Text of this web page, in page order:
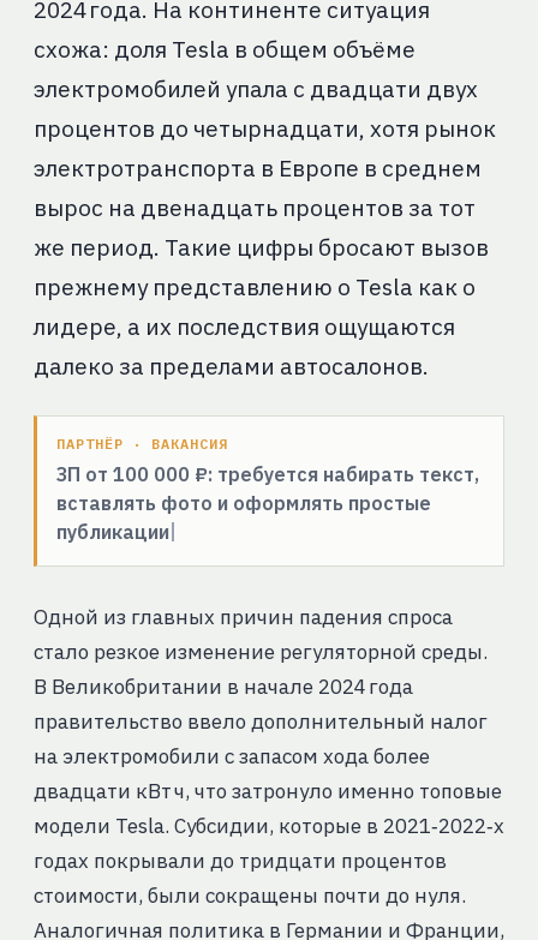
2024 года. На континенте ситуация
схожа: доля Tesla в общем объёме
электромобилей упала с двадцати двух
процентов до четырнадцати, хотя рынок
электротранспорта в Европе в среднем
вырос на двенадцать процентов за тот
же период. Такие цифры бросают вызов
прежнему представлению о Tesla как о
лидере, а их последствия ощущаются
далеко за пределами автосалонов.
ПАРТНЁР · ВАКАНСИЯ
ЗП от 100 000 ₽: требуется набирать текст,
вставлять фото и оформлять простые
публикации
Одной из главных причин падения спроса
стало резкое изменение регуляторной среды.
В Великобритании в начале 2024 года
правительство ввело дополнительный налог
на электромобили с запасом хода более
двадцати кВт ч, что затронуло именно топовые
модели Tesla. Субсидии, которые в 2021‑2022‑х
годах покрывали до тридцати процентов
стоимости, были сокращены почти до нуля.
Аналогичная политика в Германии и Франции,